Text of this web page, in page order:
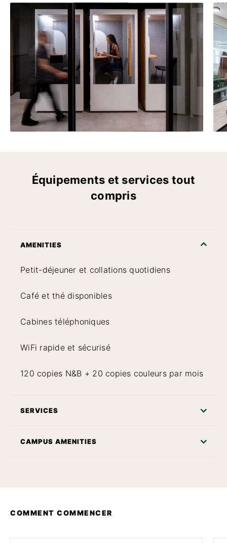
Équipements et services tout
compris
AMENITIES
Petit-déjeuner et collations quotidiens
Café et thé disponibles
Cabines téléphoniques
WiFi rapide et sécurisé
120 copies N&B + 20 copies couleurs par mois
SERVICES
CAMPUS AMENITIES
COMMENT COMMENCER